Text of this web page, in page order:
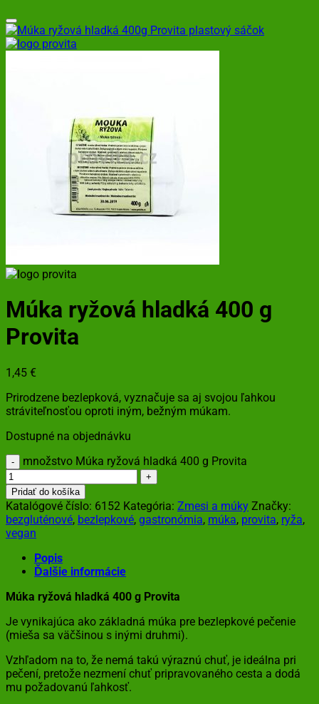
Múka ryžová hladká 400 g
Provita
1,45 €
Prirodzene bezlepková, vyznačuje sa aj svojou ľahkou
stráviteľnosťou oproti iným, bežným múkam.
Dostupné na objednávku
množstvo Múka ryžová hladká 400 g Provita
Pridať do košíka
Katalógové číslo: 6152 Kategória: Zmesi a múky Značky:
bezgluténové, bezlepkové, gastronómia, múka, provita, ryža,
vegan
Popis
Ďalšie informácie
Múka ryžová hladká 400 g Provita
Je vynikajúca ako základná múka pre bezlepkové pečenie
(mieša sa väčšinou s inými druhmi).
Vzhľadom na to, že nemá takú výraznú chuť, je ideálna pri
pečení, pretože nezmení chuť pripravovaného cesta a dodá
mu požadovanú ľahkosť.